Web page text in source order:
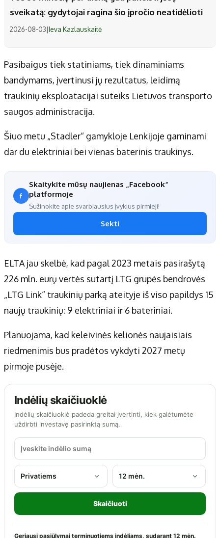
sveikatą: gydytojai ragina šio įpročio neatidėlioti
2026-08-03|Ieva Kazlauskaitė
Pasibaigus tiek statiniams, tiek dinaminiams
bandymams, įvertinusi jų rezultatus, leidimą
traukinių eksploatacijai suteiks Lietuvos transporto
saugos administracija.
Šiuo metu „Stadler“ gamykloje Lenkijoje gaminami
dar du elektriniai bei vienas baterinis traukinys.
Skaitykite mūsų naujienas „Facebook“
platformoje
Sužinokite apie svarbiausius įvykius pirmieji!
Sekti
ELTA jau skelbė, kad pagal 2023 metais pasirašytą
226 mln. eurų vertės sutartį LTG grupės bendrovės
„LTG Link“ traukinių parką ateityje iš viso papildys 15
naujų traukinių: 9 elektriniai ir 6 bateriniai.
Planuojama, kad keleivinės kelionės naujaisiais
riedmenimis bus pradėtos vykdyti 2027 metų
pirmoje pusėje.